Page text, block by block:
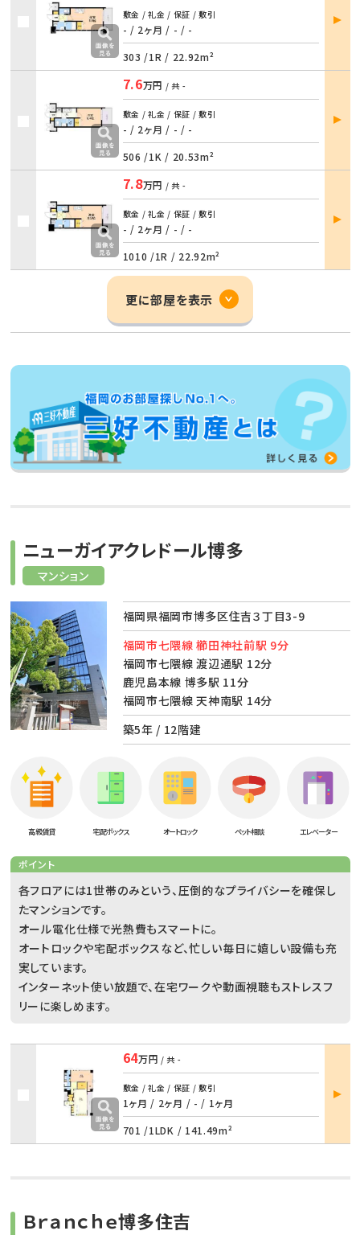
敷金 / 礼金 / 保証 / 敷引
- / 2ヶ月 / - / -
303 /1R / 22.92m²
部屋
詳細
7.6万円 / 共 -
敷金 / 礼金 / 保証 / 敷引
- / 2ヶ月 / - / -
506 /1K / 20.53m²
部屋
詳細
7.8万円 / 共 -
敷金 / 礼金 / 保証 / 敷引
- / 2ヶ月 / - / -
1010 /1R / 22.92m²
部屋
詳細
更に部屋を表示
マンション
ニューガイアクレドール博多
福岡県福岡市博多区住吉３丁目3-9
福岡市七隈線 櫛田神社前駅 9分
福岡市七隈線 渡辺通駅 12分
鹿児島本線 博多駅 11分
福岡市七隈線 天神南駅 14分
築5年 / 12階建
高級賃貸 宅配ボックス オートロック ペット相談 エレベーター
ポイント
各フロアには1世帯のみという、圧倒的なプライバシーを確保し
たマンションです。
オール電化仕様で光熱費もスマートに。
オートロックや宅配ボックスなど、忙しい毎日に嬉しい設備も充
実しています。
インターネット使い放題で、在宅ワークや動画視聴もストレスフ
リーに楽しめます。
64万円 / 共 -
敷金 / 礼金 / 保証 / 敷引
1ヶ月 / 2ヶ月 / - / 1ヶ月
701 /1LDK / 141.49m²
部屋
詳細
Ｂｒａｎｃｈｅ博多住吉